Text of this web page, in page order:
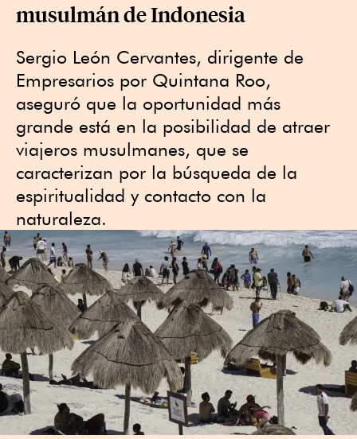
musulmán de Indonesia
Sergio León Cervantes, dirigente de
Empresarios por Quintana Roo,
aseguró que la oportunidad más
grande está en la posibilidad de atraer
viajeros musulmanes, que se
caracterizan por la búsqueda de la
espiritualidad y contacto con la
naturaleza.